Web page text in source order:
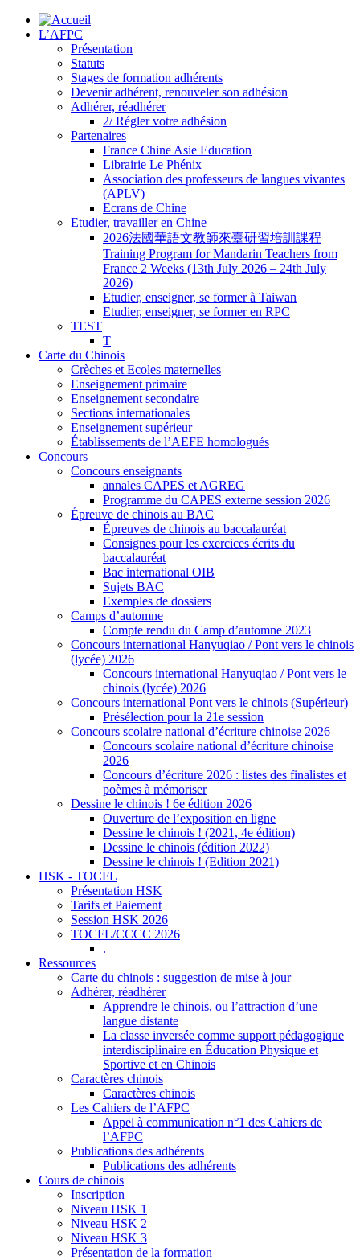
L’AFPC
Présentation
Statuts
Stages de formation adhérents
Devenir adhérent, renouveler son adhésion
Adhérer, réadhérer
2/ Régler votre adhésion
Partenaires
France Chine Asie Education
Librairie Le Phénix
Association des professeurs de langues vivantes
(APLV)
Ecrans de Chine
Etudier, travailler en Chine
2026法國華語文教師來臺研習培訓課程
Training Program for Mandarin Teachers from
France 2 Weeks (13th July 2026 – 24th July
2026)
Etudier, enseigner, se former à Taiwan
Etudier, enseigner, se former en RPC
TEST
T
Carte du Chinois
Crèches et Ecoles maternelles
Enseignement primaire
Enseignement secondaire
Sections internationales
Enseignement supérieur
Établissements de l’AEFE homologués
Concours
Concours enseignants
annales CAPES et AGREG
Programme du CAPES externe session 2026
Épreuve de chinois au BAC
Épreuves de chinois au baccalauréat
Consignes pour les exercices écrits du
baccalauréat
Bac international OIB
Sujets BAC
Exemples de dossiers
Camps d’automne
Compte rendu du Camp d’automne 2023
Concours international Hanyuqiao / Pont vers le chinois
(lycée) 2026
Concours international Hanyuqiao / Pont vers le
chinois (lycée) 2026
Concours international Pont vers le chinois (Supérieur)
Présélection pour la 21e session
Concours scolaire national d’écriture chinoise 2026
Concours scolaire national d’écriture chinoise
2026
Concours d’écriture 2026 : listes des finalistes et
poèmes à mémoriser
Dessine le chinois ! 6e édition 2026
Ouverture de l’exposition en ligne
Dessine le chinois ! (2021, 4e édition)
Dessine le chinois (édition 2022)
Dessine le chinois ! (Edition 2021)
HSK - TOCFL
Présentation HSK
Tarifs et Paiement
Session HSK 2026
TOCFL/CCCC 2026
.
Ressources
Carte du chinois : suggestion de mise à jour
Adhérer, réadhérer
Apprendre le chinois, ou l’attraction d’une
langue distante
La classe inversée comme support pédagogique
interdisciplinaire en Éducation Physique et
Sportive et en Chinois
Caractères chinois
Caractères chinois
Les Cahiers de l’AFPC
Appel à communication n°1 des Cahiers de
l’AFPC
Publications des adhérents
Publications des adhérents
Cours de chinois
Inscription
Niveau HSK 1
Niveau HSK 2
Niveau HSK 3
Présentation de la formation